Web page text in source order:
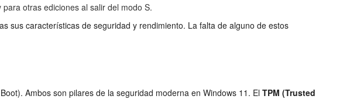
otras ediciones al salir del modo S.
sus características de seguridad y rendimiento. La falta de alguno de estos
Ambos son pilares de la seguridad moderna en Windows 11. El TPM (Trusted